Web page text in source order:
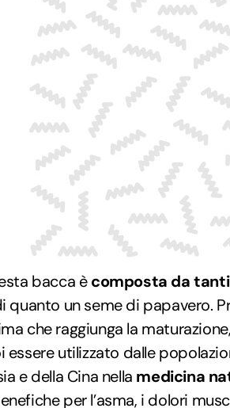
bacca ècomposta da
quanto un seme di papavero.
che raggiunga la
utilizzato dalle
e della Cina nella medicina
per l’asma, i dolori